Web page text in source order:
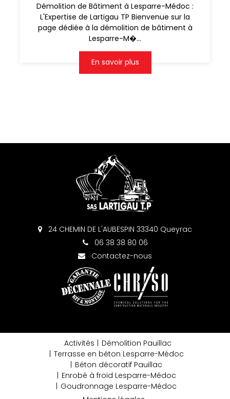
Démolition de Bâtiment à Lesparre-Médoc :
L'Expertise de Lartigau TP Bienvenue sur la
page dédiée à la démolition de bâtiment à
Lesparre-M�...
En savoir plus
24 CHEMIN DE L'AUBESPIN 33340 Queyrac
06 38 38 80 06
Contactez-nous
Activités
Démolition Pauillac
Terrasse en béton Lesparre-Médoc
Béton décoratif Pauillac
Enrobé à froid Lesparre-Médoc
Goudronnage Lesparre-Médoc